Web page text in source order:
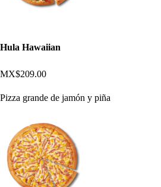
Hula Hawaiian
MX$209.00
Pizza grande de jamón y piña